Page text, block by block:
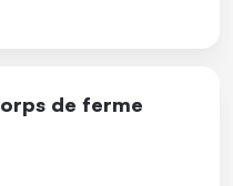
de ferme